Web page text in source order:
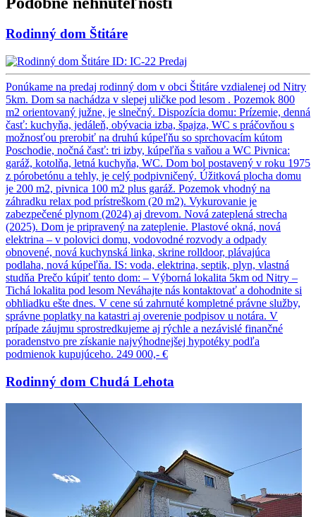
Rodinný dom Štitáre
ID: IC-22 Predaj
Ponúkame na predaj rodinný dom v obci Štitáre vzdialenej od Nitry
5km. Dom sa nachádza v slepej uličke pod lesom . Pozemok 800
m2 orientovaný južne, je slnečný. Dispozícia domu: Prízemie, denná
časť: kuchyňa, jedáleň, obývacia izba, špajza, WC s práčovňou s
možnosťou prerobiť na druhú kúpeľňu so sprchovacím kútom
Poschodie, nočná časť: tri izby, kúpeľňa s vaňou a WC Pivnica:
garáž, kotolňa, letná kuchyňa, WC. Dom bol postavený v roku 1975
z pórobetónu a tehly, je celý podpivničený. Úžitková plocha domu
je 200 m2, pivnica 100 m2 plus garáž. Pozemok vhodný na
záhradku relax pod prístreškom (20 m2). Vykurovanie je
zabezpečené plynom (2024) aj drevom. Nová zateplená strecha
(2025). Dom je pripravený na zateplenie. Plastové okná, nová
elektrina – v polovici domu, vodovodné rozvody a odpady
obnovené, nová kuchynská linka, skrine rolldoor, plávajúca
podlaha, nová kúpeľňa. IS: voda, elektrina, septik, plyn, vlastná
studňa Prečo kúpiť tento dom: – Výborná lokalita 5km od Nitry –
Tichá lokalita pod lesom Neváhajte nás kontaktovať a dohodnite si
obhliadku ešte dnes. V cene sú zahrnuté kompletné právne služby,
správne poplatky na katastri aj overenie podpisov u notára. V
prípade záujmu sprostredkujeme aj rýchle a nezávislé finančné
poradenstvo pre získanie najvýhodnejšej hypotéky podľa
podmienok kupujúceho. 249 000,- €
Rodinný dom Chudá Lehota